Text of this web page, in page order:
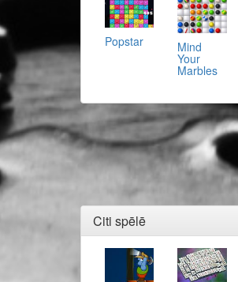
Popstar Mind
Your
Marbles
Citi spēlē